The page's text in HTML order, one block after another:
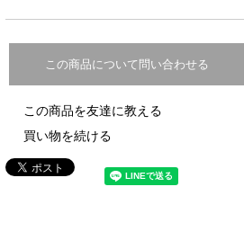
この商品について問い合わせる
この商品を友達に教える
買い物を続ける